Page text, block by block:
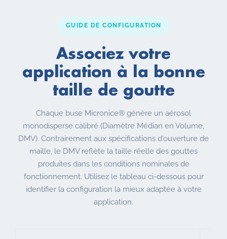
GUIDE DE CONFIGURATION
Associez votre
application à la bonne
taille de goutte
Chaque buse Micronice® génère un aérosol
monodisperse calibré (Diamètre Médian en Volume,
DMV). Contrairement aux spécifications d'ouverture de
maille, le DMV reflète la taille réelle des gouttes
produites dans les conditions nominales de
fonctionnement. Utilisez le tableau ci-dessous pour
identifier la configuration la mieux adaptée à votre
application.